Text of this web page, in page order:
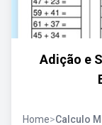
Adição e
Home>Calculo